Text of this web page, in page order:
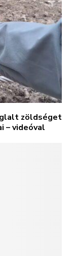
zöldséget
– videóval